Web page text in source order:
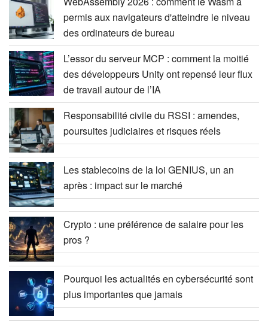
permis aux navigateurs d'atteindre le niveau
des ordinateurs de bureau
L’essor du serveur MCP : comment la moitié
des développeurs Unity ont repensé leur flux
de travail autour de l’IA
Responsabilité civile du RSSI : amendes,
poursuites judiciaires et risques réels
Les stablecoins de la loi GENIUS, un an
après : impact sur le marché
Crypto : une préférence de salaire pour les
pros ?
Pourquoi les actualités en cybersécurité sont
plus importantes que jamais